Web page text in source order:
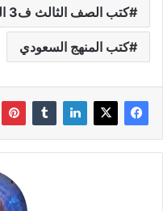
كتب الصف الثالث ف3 المنهج السعودي
كتب المنهج السعودي